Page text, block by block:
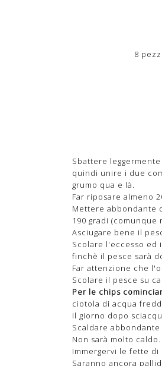
8
Sbattere
quindi unire i due
grumo qua e là.
Far riposare almeno
Mettere abbondante
190 gradi (comunque
Asciugare bene il
Scolare l'eccesso ed
finchè il pesce sarà
Far attenzione che
Scolare il pesce su
Per le chips
ciotola di acqua
Il giorno dopo
Scaldare
Non sarà molto caldo.
Immergervi le fette
Saranno ancora